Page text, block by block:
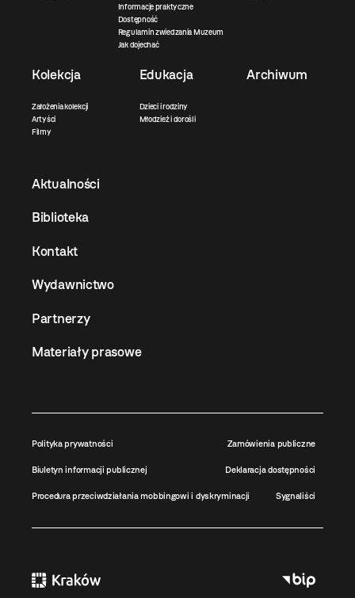
Informacje praktyczne
Dostępność
Regulamin zwiedzania Muzeum
Jak dojechać
Kolekcja
Założenia kolekcji
Artyści
Filmy
Edukacja
Dzieci i rodziny
Młodzież i dorośli
Archiwum
Aktualności
Biblioteka
Kontakt
Wydawnictwo
Partnerzy
Materiały prasowe
Polityka prywatności Zamówienia publiczne
Biuletyn informacji publicznej Deklaracja dostępności
Procedura przeciwdziałania mobbingowi i dyskryminacji Sygnaliści